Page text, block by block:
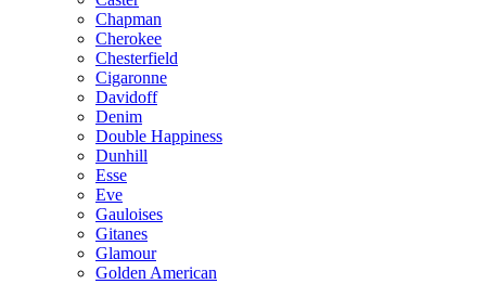
Chapman
Cherokee
Chesterfield
Cigaronne
Davidoff
Denim
Double Happiness
Dunhill
Esse
Eve
Gauloises
Gitanes
Glamour
Golden American